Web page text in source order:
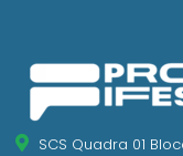
SCS Quadra 01